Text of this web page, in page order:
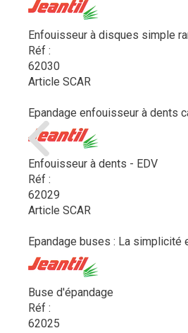
Enfouisseur à disques simple
Réf :
62030
Article SCAR
Epandage enfouisseur à dents
Enfouisseur à dents - EDV
Réf :
62029
Article SCAR
Epandage buses : La
Buse d'épandage
Réf :
62025